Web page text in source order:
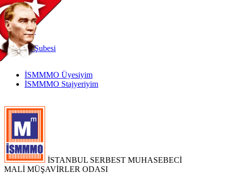
TR
|
EN
İnternetŞubesi
İSMMMO Üyesiyim
İSMMMO Stajyeriyim
İSTANBUL SERBEST MUHASEBECİ
MALİ MÜŞAVİRLER ODASI